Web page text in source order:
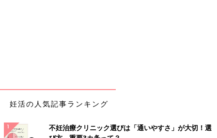
妊活の人気記事ランキング
不妊治療クリニック選びは「通いやすさ」が大切！選